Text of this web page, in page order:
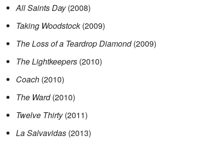
All Saints Day(2008)
Taking Woodstock(2009)
The Loss of a Teardrop Diamond(2009)
The Lightkeepers (2010)
Coach (2010)
The Ward(2010)
Twelve Thirty(2011)
La Salvavidas (2013)